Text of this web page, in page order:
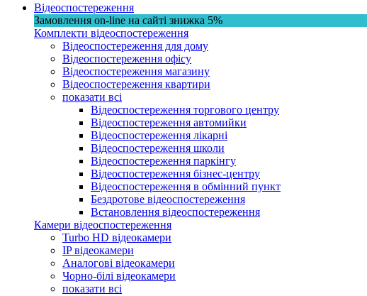
Відеоспостереження
Замовлення on-line на сайті знижка 5%
Комплекти відеоспостереження
Відеоспостереження для дому
Відеоспостереження офісу
Відеоспостереження магазину
Відеоспостереження квартири
показати всі
Відеоспостереження торгового центру
Відеоспостереження автомийки
Відеоспостереження лікарні
Відеоспостереження школи
Відеоспостереження паркінгу
Відеоспостереження бізнес-центру
Відеоспостереження в обмінний пункт
Бездротове відеоспостереження
Встановлення відеоспостереження
Камери відеоспостереження
Turbo HD відеокамери
IP відеокамери
Аналогові відеокамери
Чорно-білі відеокамери
показати всі